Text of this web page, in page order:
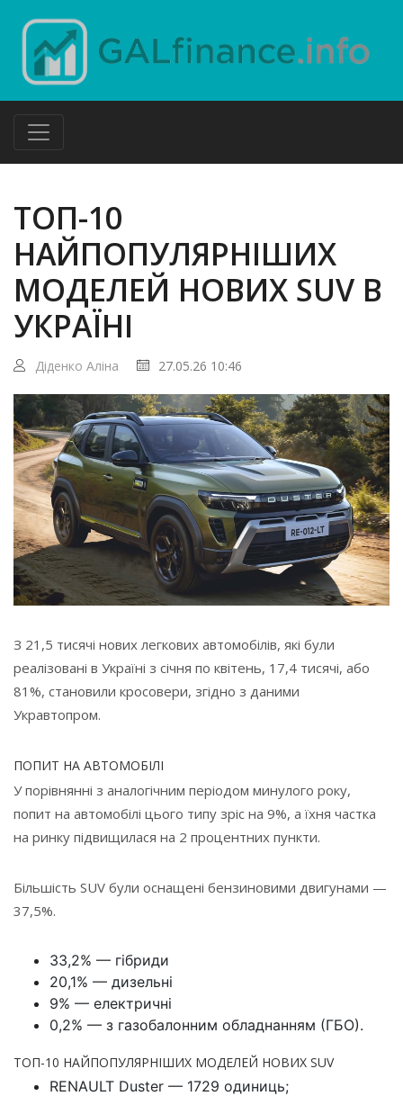
ТОП-10
НАЙПОПУЛЯРНІШИХ
МОДЕЛЕЙ НОВИХ SUV В
УКРАЇНІ
Діденко Аліна 27.05.26 10:46
З 21,5 тисячі нових легкових автомобілів, які були
реалізовані в Україні з січня по квітень, 17,4 тисячі, або
81%, становили кросовери, згідно з даними
Укравтопром.
ПОПИТ НА АВТОМОБІЛІ
У порівнянні з аналогічним періодом минулого року,
попит на автомобілі цього типу зріс на 9%, а їхня частка
на ринку підвищилася на 2 процентних пункти.
Більшість SUV були оснащені бензиновими двигунами —
37,5%.
33,2% — гібриди
20,1% — дизельні
9% — електричні
0,2% — з газобалонним обладнанням (ГБО).
ТОП-10 НАЙПОПУЛЯРНІШИХ МОДЕЛЕЙ НОВИХ SUV
RENAULT Duster — 1729 одиниць;